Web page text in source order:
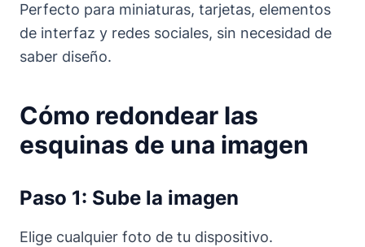
Perfecto para miniaturas, tarjetas, elementos
de interfaz y redes sociales, sin necesidad de
saber diseño.
Cómo redondear las
esquinas de una imagen
Paso 1: Sube la imagen
Elige cualquier foto de tu dispositivo.